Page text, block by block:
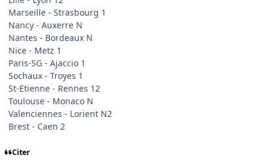
Marseille - Strasbourg 1
Nancy - Auxerre N
Nantes - Bordeaux N
Nice - Metz 1
Paris-SG - Ajaccio 1
Sochaux - Troyes 1
St-Etienne - Rennes 12
Toulouse - Monaco N
Valenciennes - Lorient N2
Brest - Caen 2
Citer